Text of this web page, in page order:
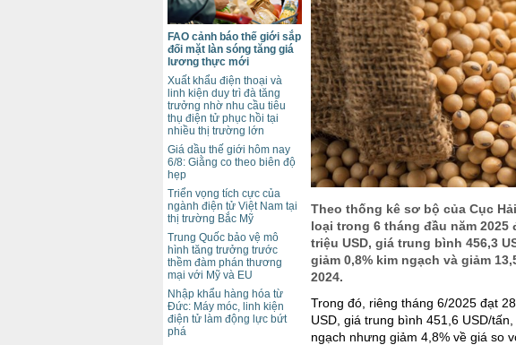
Theo thống kê sơ bộ của Cục
loại trong 6 tháng đầu năm 2025
triệu USD, giá trung bình 456,3
giảm 0,8% kim ngạch và giảm
2024.
Trong đó, riêng tháng 6/2025 đạt
USD, giá trung bình 451,6 USD/
ngạch nhưng giảm 4,8% về giá so
FAO cảnh báo thế giới sắp
đối mặt làn sóng tăng giá
lương thực mới
Xuất khẩu điện thoại và
linh kiện duy trì đà tăng
trưởng nhờ nhu cầu tiêu
thụ điện tử phục hồi tại
nhiều thị trường lớn
Giá dầu thế giới hôm nay
6/8: Giằng co theo biên độ
hẹp
Triển vọng tích cực của
ngành điện tử Việt Nam tại
thị trường Bắc Mỹ
Trung Quốc bảo vệ mô
hình tăng trưởng trước
thềm đàm phán thương
mại với Mỹ và EU
Nhập khẩu hàng hóa từ
Đức: Máy móc, linh kiện
điện tử làm động lực bứt
phá